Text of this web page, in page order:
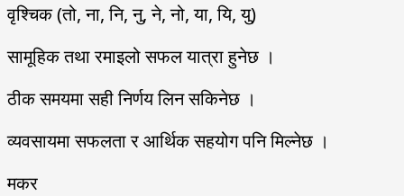
वृश्चिक (तो, ना, नि, नु, ने, नो, या, यि, यु)
सामूहिक तथा रमाइलो सफल यात्रा हुनेछ ।
ठीक समयमा सही निर्णय लिन सकिनेछ ।
व्यवसायमा सफलता र आर्थिक सहयोग पनि मिल्नेछ ।
मकर